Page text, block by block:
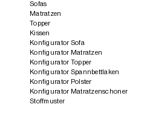
Sofas
Matratzen
Topper
Kissen
Konfigurator Sofa
Konfigurator Matratzen
Konfigurator Topper
Konfigurator Spannbettlaken
Konfigurator Polster
Konfigurator Matratzenschoner
Stoffmuster